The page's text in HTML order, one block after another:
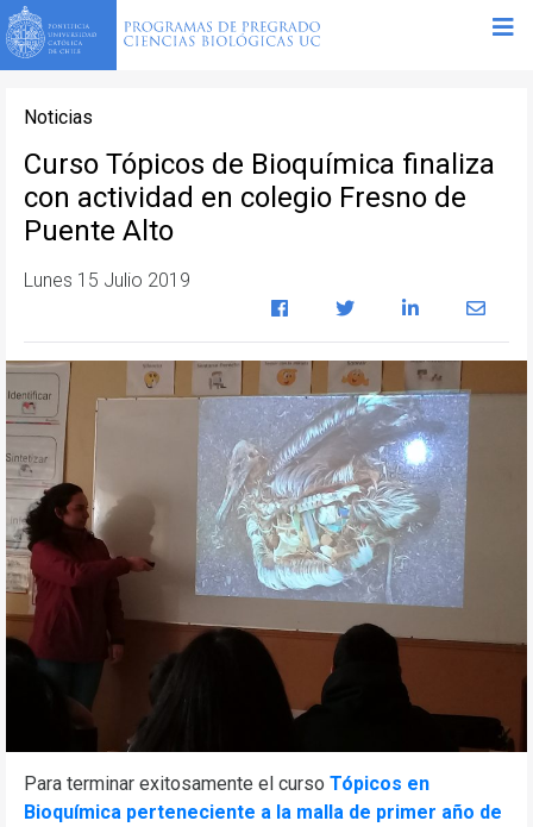
Noticias
Curso Tópicos de Bioquímica finaliza
con actividad en colegio Fresno de
Puente Alto
Lunes 15 Julio 2019
Para terminar exitosamente el curso Tópicos en
Bioquímica perteneciente a la malla de primer año de